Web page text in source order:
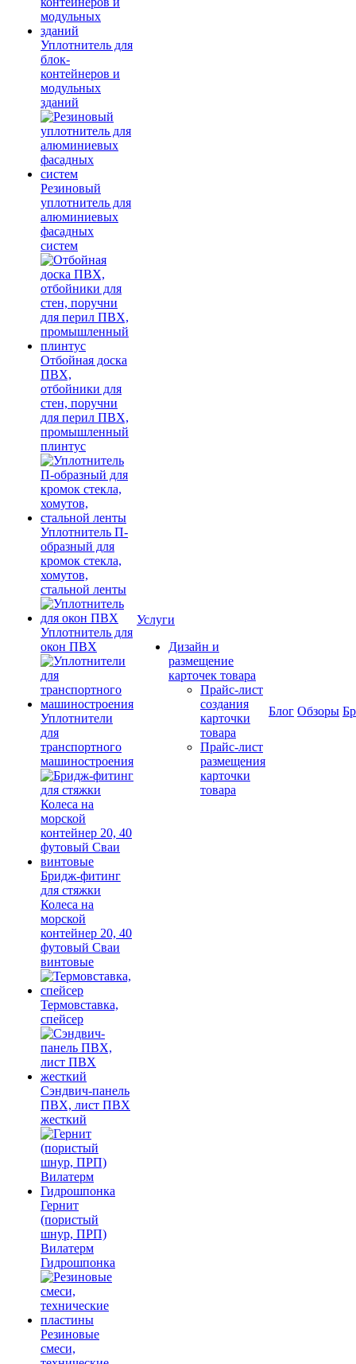
Уплотнитель для
блок-
контейнеров и
модульных
зданий
Резиновый
уплотнитель для
алюминиевых
фасадных
систем
Отбойная доска
ПВХ,
отбойники для
стен, поручни
для перил ПВХ,
промышленный
плинтус
Уплотнитель П-
образный для
кромок стекла,
хомутов,
стальной ленты
Уплотнитель для
окон ПВХ
Уплотнители
для
транспортного
машиностроения
Бридж-фитинг
для стяжки
Колеса на
морской
контейнер 20, 40
футовый Сваи
винтовые
Термовставка,
спейсер
Сэндвич-панель
ПВХ, лист ПВХ
жесткий
Гернит
(пористый
шнур, ПРП)
Вилатерм
Гидрошпонка
Резиновые
смеси,
Услуги
Дизайн и
размещение
карточек товара
Прайс-лист
создания
карточки
товара
Прайс-лист
размещения
карточки
товара
Блог Обзоры